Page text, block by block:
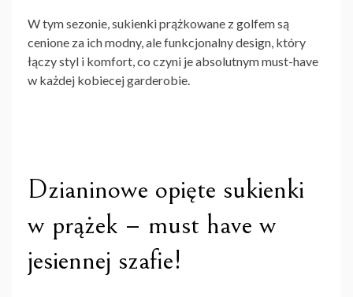
W tym sezonie, sukienki prążkowane z golfem są
cenione za ich modny, ale funkcjonalny design, który
łączy styl i komfort, co czyni je absolutnym must-have
w każdej kobiecej garderobie.
Dzianinowe opięte sukienki
w prążek – must have w
jesiennej szafie!